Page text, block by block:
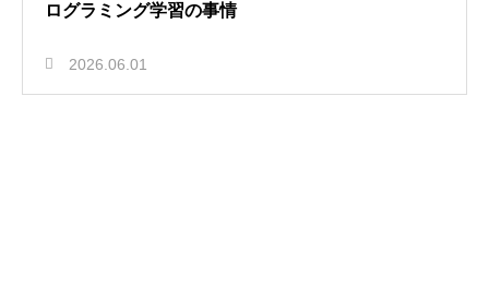
ログラミング学習の事情
2026.06.01